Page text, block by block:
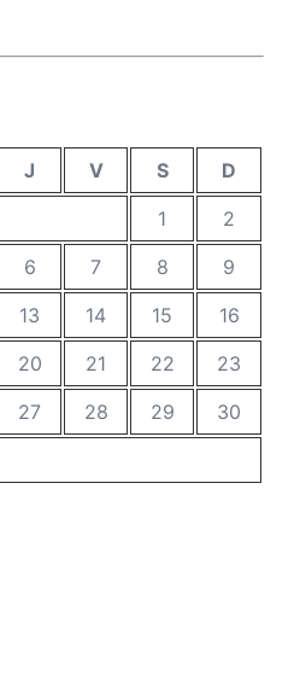
J V S
D
1
2
6 7 8
9
13 14 15
16
20 21 22
23
27 28 29
30